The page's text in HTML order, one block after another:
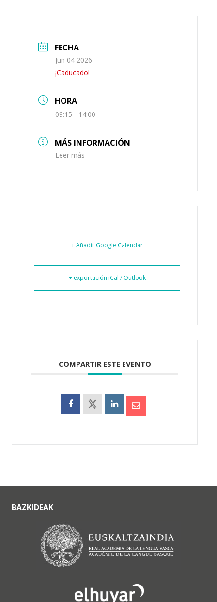
FECHA
Jun 04 2026
¡Caducado!
HORA
09:15 - 14:00
MÁS INFORMACIÓN
Leer más
+ Añadir Google Calendar
+ exportación iCal / Outlook
COMPARTIR ESTE EVENTO
BAZKIDEAK